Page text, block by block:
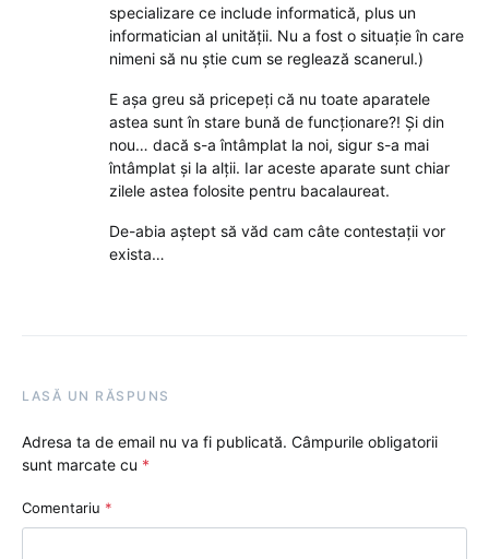
specializare ce include informatică, plus un
informatician al unității. Nu a fost o situație în care
nimeni să nu știe cum se reglează scanerul.)
E așa greu să pricepeți că nu toate aparatele
astea sunt în stare bună de funcționare?! Și din
nou… dacă s-a întâmplat la noi, sigur s-a mai
întâmplat și la alții. Iar aceste aparate sunt chiar
zilele astea folosite pentru bacalaureat.
De-abia aștept să văd cam câte contestații vor
exista…
LASĂ UN RĂSPUNS
Adresa ta de email nu va fi publicată. Câmpurile obligatorii
sunt marcate cu *
Comentariu *